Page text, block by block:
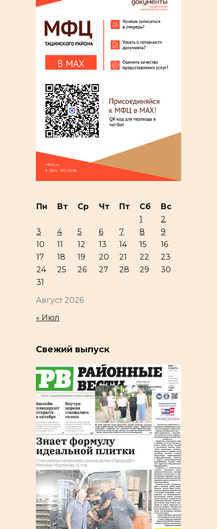
Август 2026
Пн Вт Ср Чт Пт Сб
Вс
1
2
3
4 5 6 7 8
9
10
11 12 13 14 15
16
17
18 19 20 21 22
23
24
25 26 27 28 29
30
31
« Июл
Свежий выпуск